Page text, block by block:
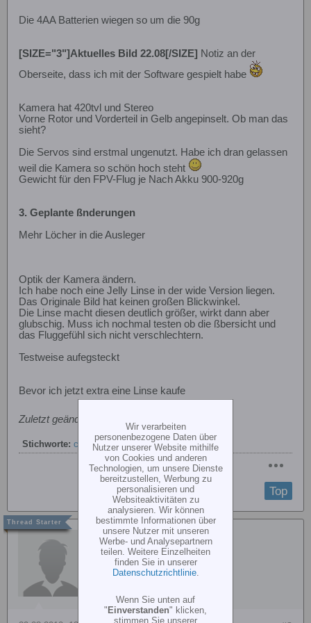
Die 4AA Batterien wiegen so um die 90g
[SIZE="3"]Aktuelles Bild 22.08[/SIZE] Notiz an der
Oberseite, dass ich mit der Software gespielt habe
Kamera hat 420tvl und Stereo
Vorne Rotor und Vorderteil in Gelb angepinselt. Ob man das
sieht?
Die Servos sind erstmal ungenutzt. Habe ich dran gelassen
weil die Kamera so schön hoch steht
Gewicht für den FPV-Flug je Nach Akku 900-920g
3. Geplante ßnderungen
Mehr Löcher in die Ausleger
Optik der Kamera ändern.
Ich habe noch eine Jelly Linse in der wide Version liegen.
Das Originale Bild hat keinen großen Blickwinkel.
Die Linse macht diesen deutlich größer, wirkt dann aber
glubschig. Muss ich nochmal testen ob die ßbersicht und
das Fluggefühl sich nicht verschlechtern.
Testweise aufegsteckt
Bevor ich jetzt extra eine Linse kaufe
Zuletzt geändert von
Stichworte: conrad ,fpv, quadro
Top
Nordlicht
Wir verarbeiten
personenbezogene Daten über
Nutzer unserer Website mithilfe
von Cookies und anderen
Technologien, um unsere Dienste
bereitzustellen, Werbung zu
personalisieren und
Websiteaktivitäten zu
analysieren. Wir können
bestimmte Informationen über
unsere Nutzer mit unseren
Werbe- und Analysepartnern
teilen. Weitere Einzelheiten
finden Sie in unserer
Datenschutzrichtlinie.
Wenn Sie unten auf
"Einverstanden" klicken,
stimmen Sie unserer